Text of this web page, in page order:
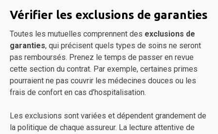
Vérifier les exclusions de garanties
Toutes les mutuelles comprennent des exclusions de
garanties, qui précisent quels types de soins ne seront
pas remboursés. Prenez le temps de passer en revue
cette section du contrat. Par exemple, certaines primes
pourraient ne pas couvrir les médecines douces ou les
frais de confort en cas d’hospitalisation.
Les exclusions sont variées et dépendent grandement de
la politique de chaque assureur. La lecture attentive de